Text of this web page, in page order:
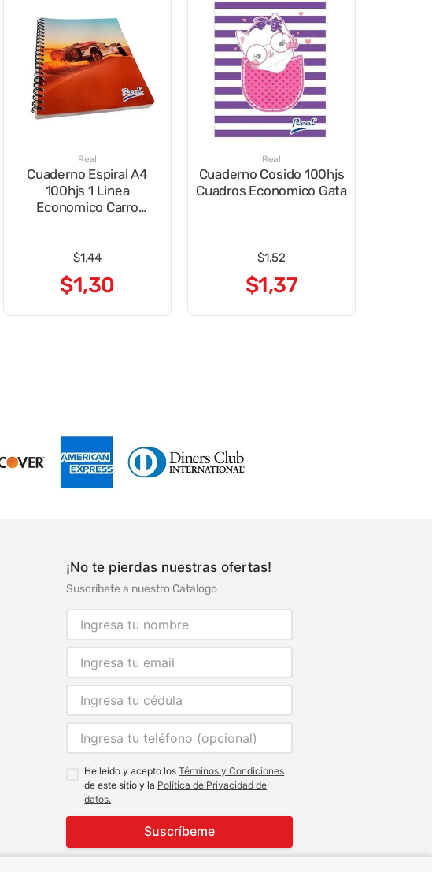
Real
Cuaderno Espiral A4
100hjs 1 Linea
Economico Carro
$1,44
$1,30
Real
Cuaderno Cosido 100hjs
Cuadros Economico Gata
$1,52
$1,37
¡No te pierdas nuestras ofertas!
Suscríbete a nuestro Catalogo
He leído y acepto losTérminos y Condiciones
de este sitio y la Política de Privacidad de
datos.
Suscríbeme